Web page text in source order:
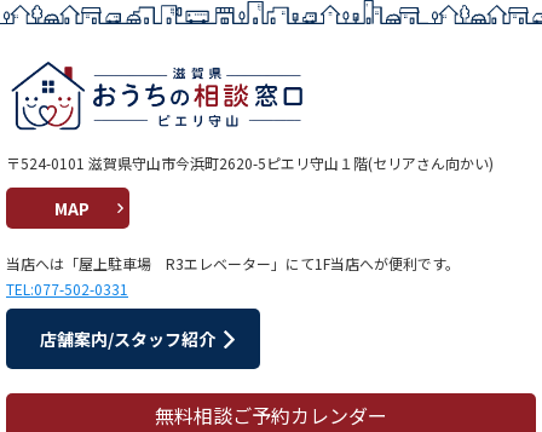
〒524-0101 滋賀県守山市今浜町2620-5ピエリ守山１階(セリアさん向かい)
MAP
当店へは「屋上駐車場 R3エレベーター」にて1F当店へが便利です。
TEL:077-502-0331
店舗案内/スタッフ紹介
無料相談ご予約カレンダー